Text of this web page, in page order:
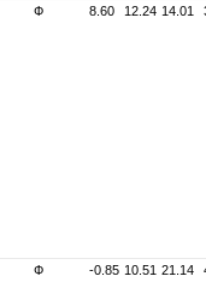
Ф 8.60 12.24 14.01
Ф -0.85 10.51 21.14